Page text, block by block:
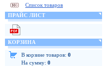
Список товаров
ПРАЙС ЛИСТ
КОРЗИНА
В корзине товаров: 0
На сумму: 0